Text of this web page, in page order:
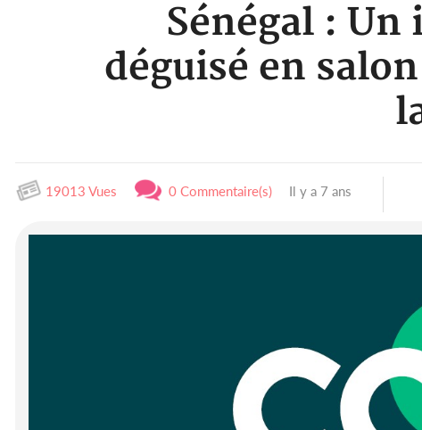
Sénégal :
déguisé en
19013 Vues 0 Commentaire(s) Il y a 7 ans